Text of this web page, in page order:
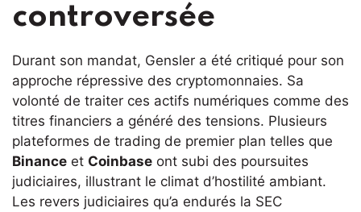
controversée
Durant son mandat, Gensler a été critiqué pour son
approche répressive des cryptomonnaies. Sa
volonté de traiter ces actifs numériques comme des
titres financiers a généré des tensions. Plusieurs
plateformes de trading de premier plan telles que
Binance et Coinbase ont subi des poursuites
judiciaires, illustrant le climat d’hostilité ambiant.
Les revers judiciaires qu’a endurés la SEC